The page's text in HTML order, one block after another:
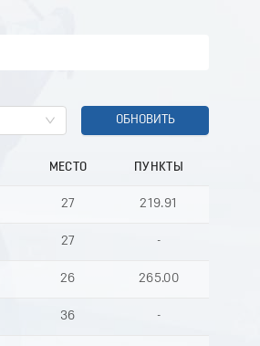
ОБНОВИТЬ
МЕСТО ПУНКТЫ
27 219.91
27 -
26 265.00
36 -